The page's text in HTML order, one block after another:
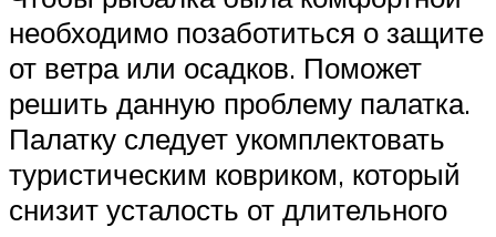
необходимо позаботиться о защите
от ветра или осадков. Поможет
решить данную проблему палатка.
Палатку следует укомплектовать
туристическим ковриком, который
снизит усталость от длительного